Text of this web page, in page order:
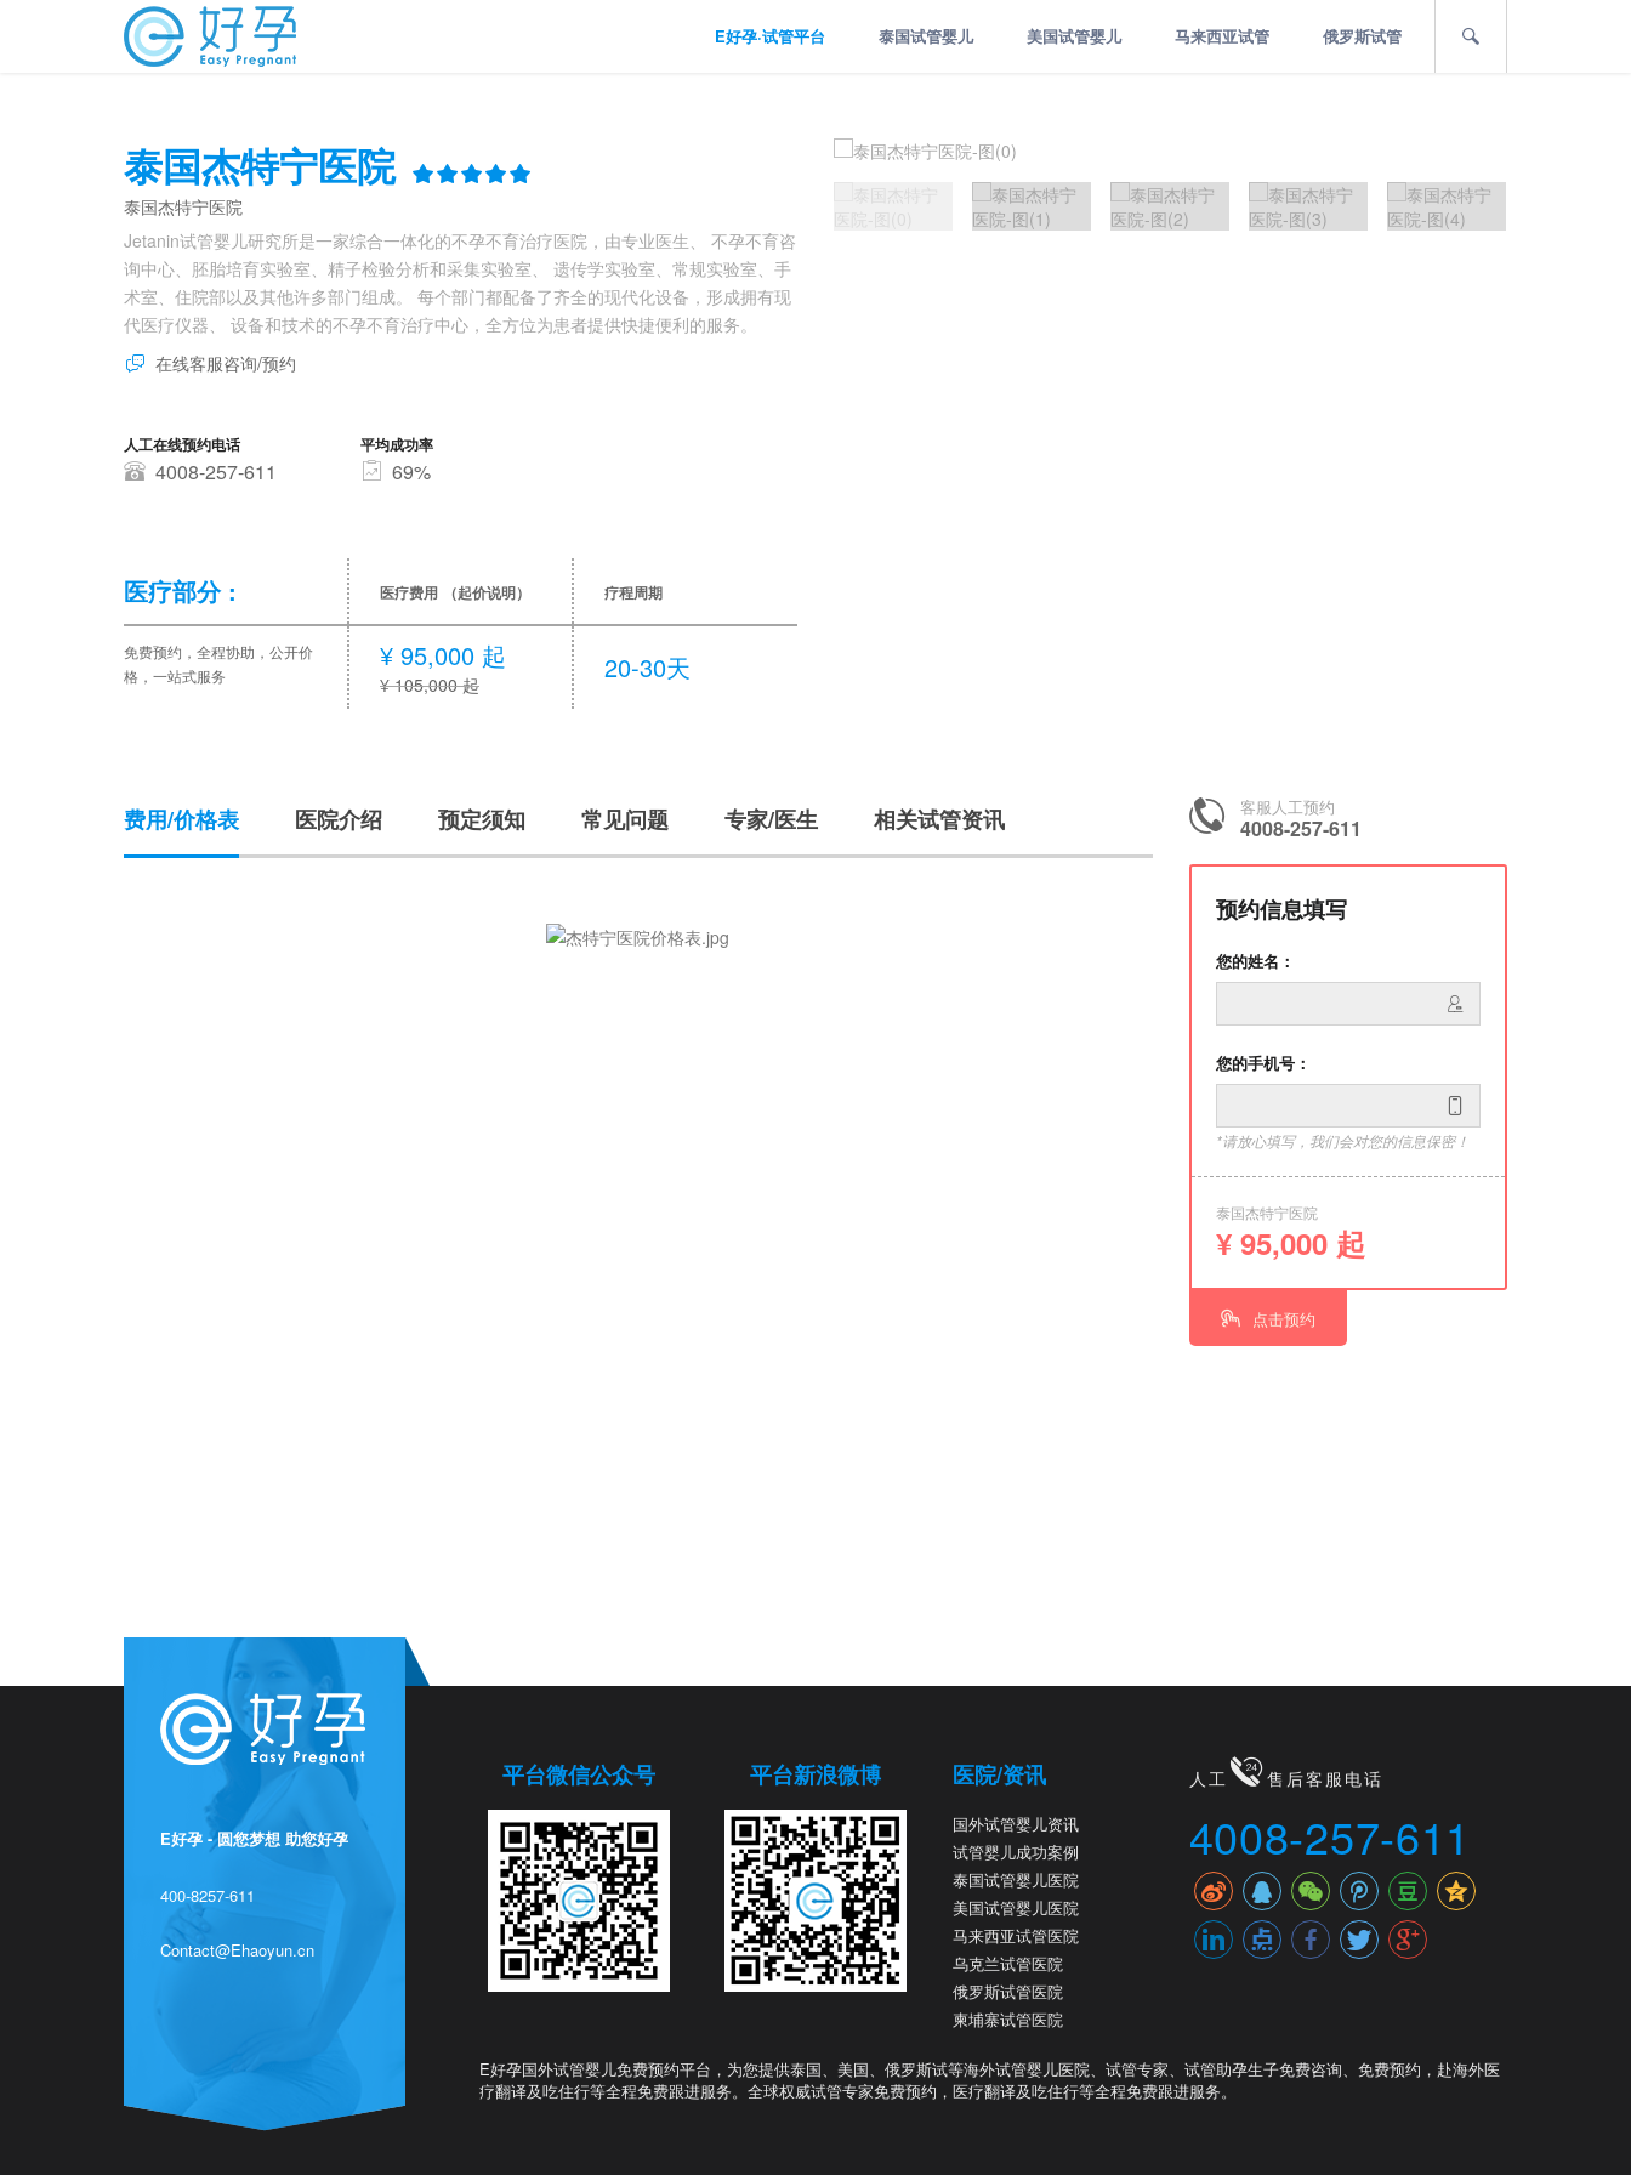
E好孕·试管平台 泰国试管婴儿 美国试管婴儿 马来西亚试管 俄罗斯试管
泰国杰特宁医院
泰国杰特宁医院
Jetanin试管婴儿研究所是一家综合一体化的不孕不育治疗医院，由专业医生、 不孕不育咨
询中心、胚胎培育实验室、精子检验分析和采集实验室、 遗传学实验室、常规实验室、手
术室、住院部以及其他许多部门组成。 每个部门都配备了齐全的现代化设备，形成拥有现
代医疗仪器、 设备和技术的不孕不育治疗中心，全方位为患者提供快捷便利的服务。
在线客服咨询/预约
人工在线预约电话
4008-257-611
平均成功率
69%
医疗部分 : 医疗费用 （起价说明） 疗程周期
免费预约，全程协助，公开价
格，一站式服务
¥ 95,000 起
¥ 105,000 起 20-30天
费用/价格表 医院介绍 预定须知 常见问题 专家/医生 相关试管资讯 客服人工预约
4008-257-611
预约信息填写
您的姓名：
您的手机号：
*请放心填写，我们会对您的信息保密！
泰国杰特宁医院
¥ 95,000 起
点击预约
E好孕 - 圆您梦想 助您好孕
400-8257-611
Contact@Ehaoyun.cn
平台微信公众号 平台新浪微博 医院/资讯
国外试管婴儿资讯
试管婴儿成功案例
泰国试管婴儿医院
美国试管婴儿医院
马来西亚试管医院
乌克兰试管医院
俄罗斯试管医院
柬埔寨试管医院
人工 售后客服电话
4008-257-611
E好孕国外试管婴儿免费预约平台，为您提供泰国、美国、俄罗斯试等海外试管婴儿医院、试管专家、试管助孕生子免费咨询、免费预约，赴海外医
疗翻译及吃住行等全程免费跟进服务。全球权威试管专家免费预约，医疗翻译及吃住行等全程免费跟进服务。